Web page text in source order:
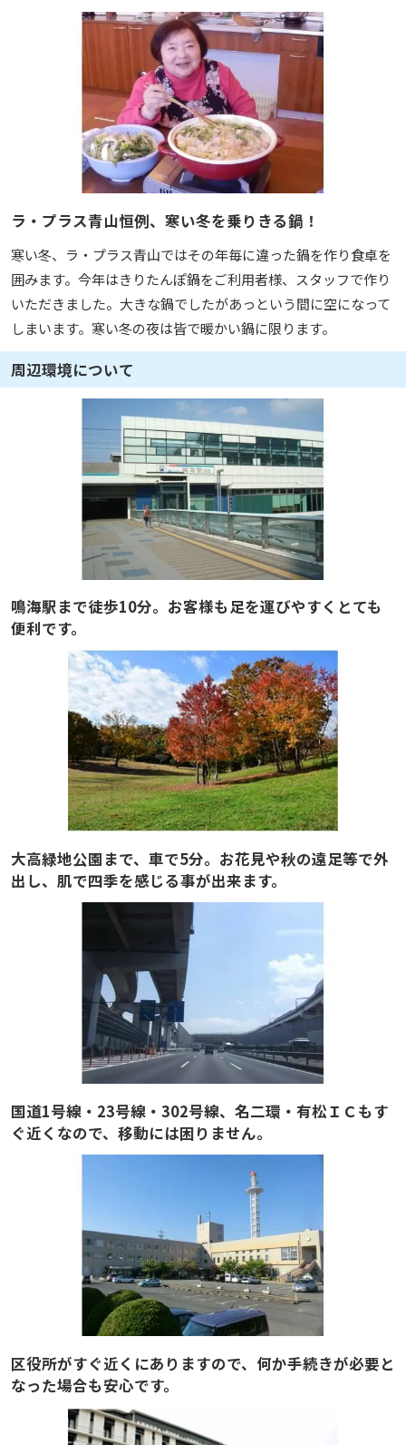
ラ・プラス青山恒例、寒い冬を乗りきる鍋！
寒い冬、ラ・プラス青山ではその年毎に違った鍋を作り食卓を
囲みます。今年はきりたんぽ鍋をご利用者様、スタッフで作り
いただきました。大きな鍋でしたがあっという間に空になって
しまいます。寒い冬の夜は皆で暖かい鍋に限ります。
周辺環境について
鳴海駅まで徒歩10分。お客様も足を運びやすくとても
便利です。
大高緑地公園まで、車で5分。お花見や秋の遠足等で外
出し、肌で四季を感じる事が出来ます。
国道1号線・23号線・302号線、名二環・有松ＩＣもす
ぐ近くなので、移動には困りません。
区役所がすぐ近くにありますので、何か手続きが必要と
なった場合も安心です。